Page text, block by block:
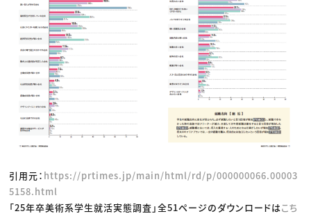
引用元： https://prtimes.jp/main/html/rd/p/000000066.00003
5158.html
「25年卒美術系学生就活実態調査」全51ページのダウンロードはこち